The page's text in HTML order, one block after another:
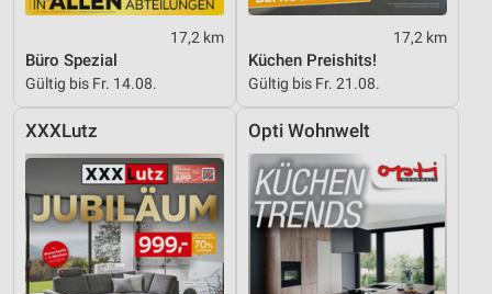
17,2 km
Büro Spezial
Gültig bis Fr. 14.08.
17,2 km
Küchen Preishits!
Gültig bis Fr. 21.08.
XXXLutz Opti Wohnwelt